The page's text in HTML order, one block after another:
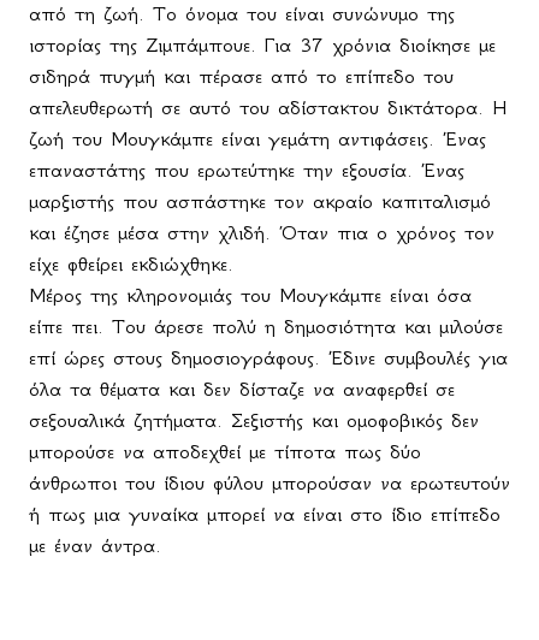
από τη ζωή. Το όνομα του είναι συνώνυμο της
ιστορίας της Ζιμπάμπουε. Για 37 χρόνια διοίκησε με
σιδηρά πυγμή και πέρασε από το επίπεδο του
απελευθερωτή σε αυτό του αδίστακτου δικτάτορα. Η
ζωή του Μουγκάμπε είναι γεμάτη αντιφάσεις. Ένας
επαναστάτης που ερωτεύτηκε την εξουσία. Ένας
μαρξιστής που ασπάστηκε τον ακραίο καπιταλισμό
και έζησε μέσα στην χλιδή. Όταν πια ο χρόνος τον
είχε φθείρει εκδιώχθηκε.
Μέρος της κληρονομιάς του Μουγκάμπε είναι όσα
είπε πει. Του άρεσε πολύ η δημοσιότητα και μιλούσε
επί ώρες στους δημοσιογράφους. Έδινε συμβουλές για
όλα τα θέματα και δεν δίσταζε να αναφερθεί σε
σεξουαλικά ζητήματα. Σεξιστής και ομοφοβικός δεν
μπορούσε να αποδεχθεί με τίποτα πως δύο
άνθρωποι του ίδιου φύλου μπορούσαν να ερωτευτούν
ή πως μια γυναίκα μπορεί να είναι στο ίδιο επίπεδο
με έναν άντρα.